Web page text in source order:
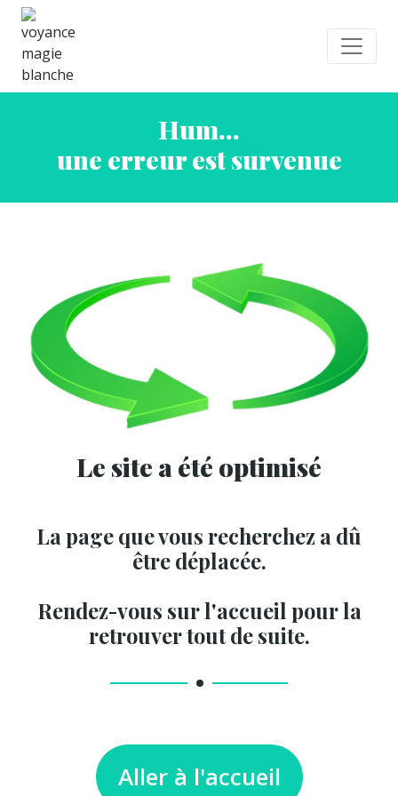
Hum...
une erreur est survenue
Le site a été optimisé
La page que vous recherchez a dû
être déplacée.
Rendez-vous sur l'accueil pour la
retrouver tout de suite.
Aller à l'accueil